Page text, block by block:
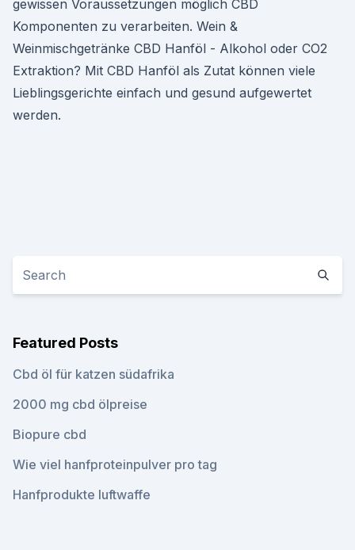
gewissen Voraussetzungen möglich CBD
Komponenten zu verarbeiten. Wein &
Weinmischgetränke CBD Hanföl - Alkohol oder CO2
Extraktion? Mit CBD Hanföl als Zutat können viele
Lieblingsgerichte einfach und gesund aufgewertet
werden.
Featured Posts
Cbd öl für katzen südafrika
2000 mg cbd ölpreise
Biopure cbd
Wie viel hanfproteinpulver pro tag
Hanfprodukte luftwaffe